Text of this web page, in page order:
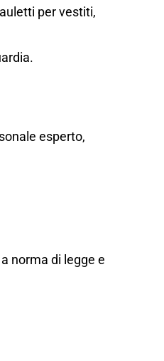
per vestiti,
esperto,
norma di legge e